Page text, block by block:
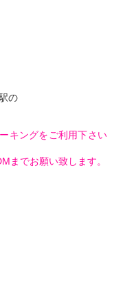
の
キングをご利用下さい
までお願い致します。